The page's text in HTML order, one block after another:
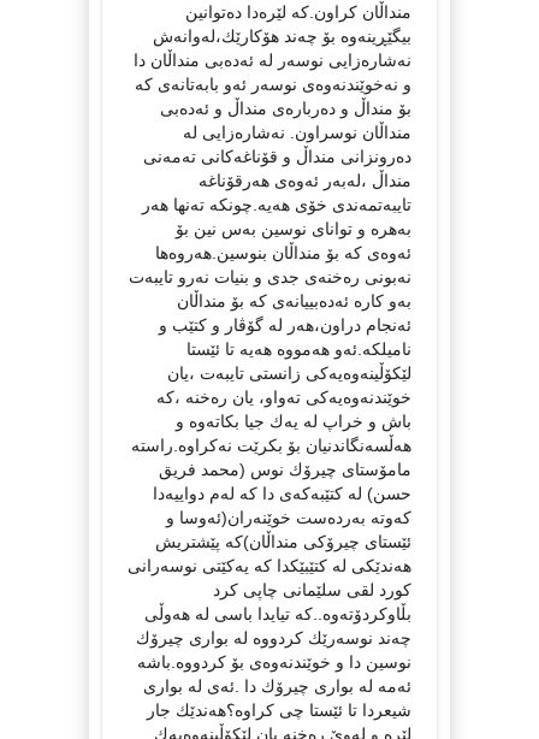
منداڵان كراون.كه‌ لێره‌دا ده‌توانین
بیگێڕینه‌وه‌ بۆ چه‌ند هۆكارێك،له‌وانه‌ش
نه‌شاره‌زایی نوسه‌ر له‌ ئه‌ده‌بی منداڵان دا
و نه‌خوێندنه‌وه‌ی نوسه‌ر ئه‌و بابه‌تانه‌ی كه‌
بۆ منداڵ و ده‌رباره‌ی منداڵ و ئه‌ده‌بی
منداڵان نوسراون. نه‌شاره‌زایی له‌
ده‌رونزانی منداڵ و قۆناغه‌كانی ته‌مه‌نی
منداڵ ،له‌به‌ر ئه‌وه‌ی هه‌رقۆناغه‌
تایبه‌تمه‌ندی خۆی هه‌یه‌.چونكه‌ ته‌نها هه‌ر
به‌هره‌ و توانای نوسین به‌س نین بۆ
ئه‌وه‌ی كه‌ بۆ منداڵان بنوسین.هه‌روه‌ها
نه‌بونی ره‌خنه‌ی جدی و بنیات نه‌رو تایبه‌ت
به‌و كاره‌ ئه‌ده‌بییانه‌ی كه‌ بۆ منداڵان
ئه‌نجام دراون،هه‌ر له‌ گۆڤار و كتێب و
نامیلكه‌.ئه‌و هه‌مووه‌ هه‌یه‌ تا ئێستا
لێكۆڵینه‌وه‌یه‌كی زانستی تایبه‌ت ،یان
خوێندنه‌وه‌یه‌كی ته‌واو، یان ره‌خنه‌ ،كه‌
باش و خراپ له‌ یه‌ك جیا بكاته‌وه‌ و
هه‌ڵسه‌نگاندنیان بۆ بكرێت نه‌كراوه‌.راسته‌
مامۆستای چیرۆك نوس (محمد فریق
حسن) له‌ كتێبه‌كه‌ی دا كه‌ له‌م دواییه‌دا
كه‌وته‌ به‌رده‌ست خوێنه‌ران(ئه‌وسا و
ئێستای چیرۆكی منداڵان)كه‌ پێشتریش
هه‌ندێكی له‌ كتێبێكدا كه‌ یه‌كێتی نوسه‌رانی
كورد لقی سلێمانی چاپی كرد
بڵاوكردۆته‌وه‌..كه‌ تیایدا باسی له‌ هه‌وڵی
چه‌ند نوسه‌رێك كردووه‌ له‌ بواری چیرۆك
نوسین دا و خوێندنه‌وه‌ی بۆ كردووه‌.باشه‌
ئه‌مه‌ له‌ بواری چیرۆك دا .ئه‌ی له‌ بواری
شیعردا تا ئێستا چی كراوه‌؟هه‌ندێك جار
لێره‌ و له‌وێ ره‌خنه‌ یان لێكۆڵینه‌وه‌یه‌ك